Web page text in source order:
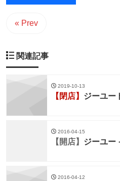
« Prev
関連記事
2019-10-13
【閉店】 ジーユー
2016-04-15
【開店】 ジーユー
2016-04-12